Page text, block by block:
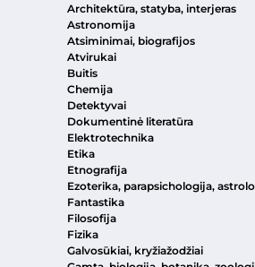
Architektūra, statyba, interjeras
Astronomija
Atsiminimai, biografijos
Atvirukai
Buitis
Chemija
Detektyvai
Dokumentinė literatūra
Elektrotechnika
Etika
Etnografija
Ezoterika, parapsichologija,
Fantastika
Filosofija
Fizika
Galvosūkiai, kryžiažodžiai